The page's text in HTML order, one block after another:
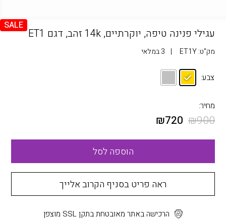
SALE
עגילי פנינה טיפה, יוקרתיים, 14k זהב, דגם ET1
מק"ט:ET1Y
| 3 במלאי
צבע:
מחיר:
₪900
₪720
הוספה לסל
ראה פריט בסניף הקרוב אלייך
הרכישה באתר מאובטחת בתקן SSL מוצפן